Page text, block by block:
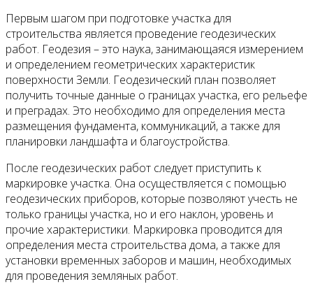
Первым шагом при подготовке участка для
строительства является проведение геодезических
работ. Геодезия – это наука, занимающаяся измерением
и определением геометрических характеристик
поверхности Земли. Геодезический план позволяет
получить точные данные о границах участка, его рельефе
и преградах. Это необходимо для определения места
размещения фундамента, коммуникаций, а также для
планировки ландшафта и благоустройства.
После геодезических работ следует приступить к
маркировке участка. Она осуществляется с помощью
геодезических приборов, которые позволяют учесть не
только границы участка, но и его наклон, уровень и
прочие характеристики. Маркировка проводится для
определения места строительства дома, а также для
установки временных заборов и машин, необходимых
для проведения земляных работ.